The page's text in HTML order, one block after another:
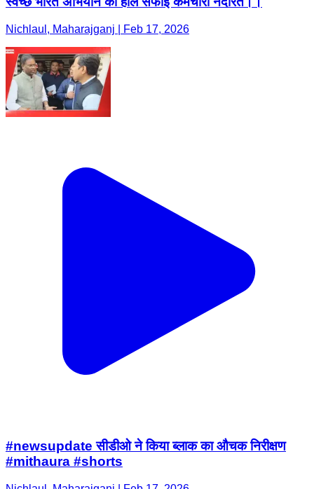
Nichlaul, Maharajganj | Feb 17, 2026
#newsupdate सीडीओ ने किया ब्लाक का औचक निरीक्षण
#mithaura #shorts